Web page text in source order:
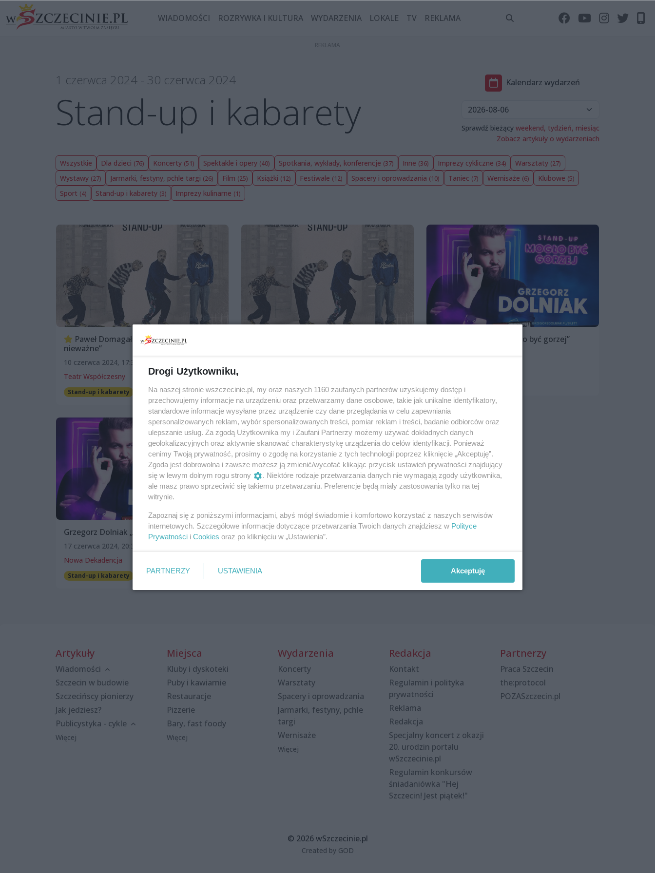
WIADOMOŚCI ROZRYWKA I KULTURA WYDARZENIA LOKALE TV REKLAMA
1 czerwca 2024 - 30 czerwca 2024
Stand-up i kabarety
Kalendarz wydarzeń
Sprawdź bieżący weekend, tydzień, miesiąc
Zobacz artykuły o wydarzeniach
Wszystkie Dla dzieci (76) Koncerty (51) Spektakle i opery (40) Spotkania, wykłady, konferencje (37) Inne (36) Imprezy cykliczne (34) Warsztaty (27)
Wystawy (27) Jarmarki, festyny, pchle targi (26) Film (25) Książki (12) Festiwale (12) Spacery i oprowadzania (10) Taniec (7) Wernisaże (6) Klubowe (5)
Sport (4) Stand-up i kabarety (3) Imprezy kulinarne (1)
Paweł Domagała – stand-up „Zresztą
nieważne”
10 czerwca 2024, 17:30
Teatr Współczesny
Stand-up i kabarety Stand-up i kabarety
Grzegorz Dolniak „Mogło być gorzej”
Grzegorz Dolniak „Mogło być gorzej”
17 czerwca 2024, 20:30
Nowa Dekadencja
Stand-up i kabarety
Daniel Olbrychski | One Man Show
Stand-up i kabarety
Artykuły
Wiadomości
Szczecin w budowie
Szczecińscy pionierzy
Jak jedziesz?
Publicystyka - cykle
Więcej
Miejsca
Kluby i dyskoteki
Puby i kawiarnie
Restauracje
Pizzerie
Bary, fast foody
Więcej
Wydarzenia
Koncerty
Warsztaty
Spacery i oprowadzania
Jarmarki, festyny, pchle
targi
Wernisaże
Więcej
Redakcja
Kontakt
Regulamin i polityka
prywatności
Reklama
Redakcja
Specjalny koncert z okazji
20. urodzin portalu
wSzczecinie.pl
Regulamin konkursów
śniadaniówka "Hej
Szczecin! Jest piątek!"
Partnerzy
Praca Szczecin
the:protocol
POZASzczecin.pl
© 2026 wSzczecinie.pl
Created by GOD
Drogi Użytkowniku,
Na naszej stronie wszczecinie.pl, my oraz naszych 1160 zaufanych partnerów uzyskujemy dostęp i
przechowujemy informacje na urządzeniu oraz przetwarzamy dane osobowe, takie jak unikalne identyfikatory,
standardowe informacje wysyłane przez urządzenie czy dane przeglądania w celu zapewniania
spersonalizowanych reklam, wybór spersonalizowanych treści, pomiar reklam i treści, badanie odbiorców oraz
ulepszanie usług. Za zgodą Użytkownika my i Zaufani Partnerzy możemy używać dokładnych danych
geolokalizacyjnych oraz aktywnie skanować charakterystykę urządzenia do celów identyfikacji. Ponieważ
cenimy Twoją prywatność, prosimy o zgodę na korzystanie z tych technologii poprzez kliknięcie „Akceptuję”.
Zgoda jest dobrowolna i zawsze możesz ją zmienić/wycofać klikając przycisk ustawień prywatności znajdujący
się w lewym dolnym rogu strony
. Niektóre rodzaje przetwarzania danych nie wymagają zgody użytkownika,
ale masz prawo sprzeciwić się takiemu przetwarzaniu. Preferencje będą miały zastosowania tylko na tej
witrynie.
Zapoznaj się z poniższymi informacjami, abyś mógł świadomie i komfortowo korzystać z naszych serwisów
internetowych. Szczegółowe informacje dotyczące przetwarzania Twoich danych znajdziesz w Polityce
Prywatności i Cookies oraz po kliknięciu w „Ustawienia”.
PARTNERZY USTAWIENIA Akceptuję